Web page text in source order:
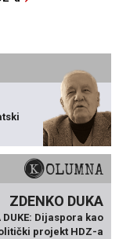
KOLUMNA
ZDENKO DUKA
DUKE: Dijaspora kao
projekt HDZ-a